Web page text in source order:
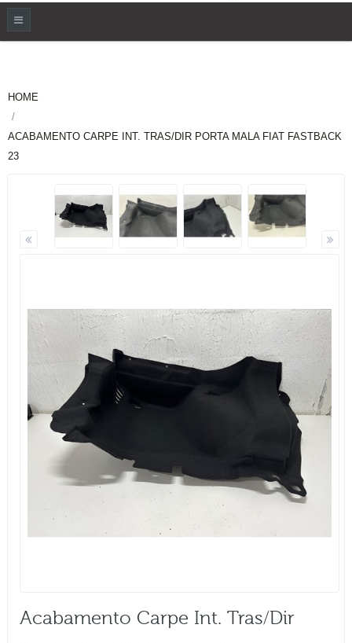
HOME
ACABAMENTO CARPE INT. TRAS/DIR PORTA MALA FIAT FASTBACK
23
Acabamento Carpe Int. Tras/dir